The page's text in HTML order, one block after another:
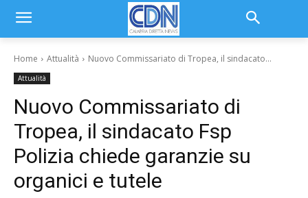
Home Attualità Nuovo Commissariato di Tropea, il sindacato...
Attualità
Nuovo Commissariato di
Tropea, il sindacato Fsp
Polizia chiede garanzie su
organici e tutele